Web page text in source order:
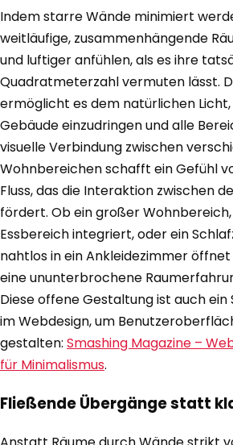
Indem starre Wände minimiert
weitläufige, zusammenhängende
und luftiger anfühlen, als es ihre
Quadratmeterzahl vermuten lässt.
ermöglicht es dem natürlichen
Gebäude einzudringen und alle
visuelle Verbindung zwischen
Wohnbereichen schafft ein Gefühl
Fluss, das die Interaktion zwischen
fördert. Ob ein großer
Essbereich integriert, oder ein
nahtlos in ein Ankleidezimmer
eine ununterbrochene
Diese offene Gestaltung ist auch ein
im Webdesign, um
gestalten: Smashing Magazine –
für Minimalismus.
Fließende Übergänge statt